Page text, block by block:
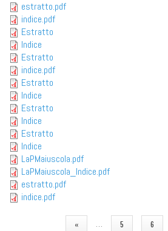
estratto.pdf
indice.pdf
Estratto
Indice
Estratto
indice.pdf
Estratto
Indice
Estratto
Indice
Estratto
Indice
LaPMaiuscola.pdf
LaPMaiuscola_Indice.pdf
estratto.pdf
indice.pdf
« … 5 6